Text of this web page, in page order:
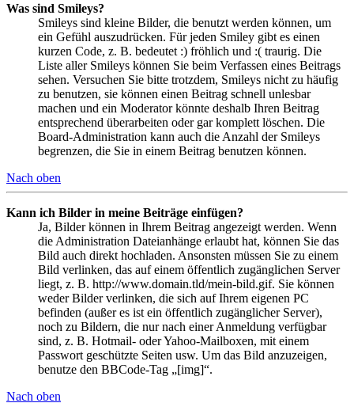
Was sind Smileys?
Smileys sind kleine Bilder, die benutzt werden können, um
ein Gefühl auszudrücken. Für jeden Smiley gibt es einen
kurzen Code, z. B. bedeutet :) fröhlich und :( traurig. Die
Liste aller Smileys können Sie beim Verfassen eines Beitrags
sehen. Versuchen Sie bitte trotzdem, Smileys nicht zu häufig
zu benutzen, sie können einen Beitrag schnell unlesbar
machen und ein Moderator könnte deshalb Ihren Beitrag
entsprechend überarbeiten oder gar komplett löschen. Die
Board-Administration kann auch die Anzahl der Smileys
begrenzen, die Sie in einem Beitrag benutzen können.
Nach oben
Kann ich Bilder in meine Beiträge einfügen?
Ja, Bilder können in Ihrem Beitrag angezeigt werden. Wenn
die Administration Dateianhänge erlaubt hat, können Sie das
Bild auch direkt hochladen. Ansonsten müssen Sie zu einem
Bild verlinken, das auf einem öffentlich zugänglichen Server
liegt, z. B. http://www.domain.tld/mein-bild.gif. Sie können
weder Bilder verlinken, die sich auf Ihrem eigenen PC
befinden (außer es ist ein öffentlich zugänglicher Server),
noch zu Bildern, die nur nach einer Anmeldung verfügbar
sind, z. B. Hotmail- oder Yahoo-Mailboxen, mit einem
Passwort geschützte Seiten usw. Um das Bild anzuzeigen,
benutze den BBCode-Tag „[img]“.
Nach oben